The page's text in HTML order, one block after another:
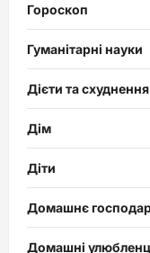
Гороскоп
Гуманітарні науки
Дієти та схуднення
Дім
Діти
Домашнє
Домашні